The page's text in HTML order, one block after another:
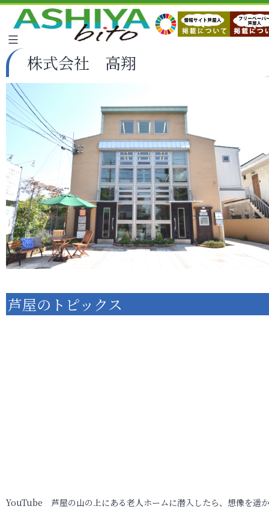
株式会社 高翔
芦屋のトピックス
YouTube 芦屋の山の上にある老人ホームに潜入したら、想像を遥